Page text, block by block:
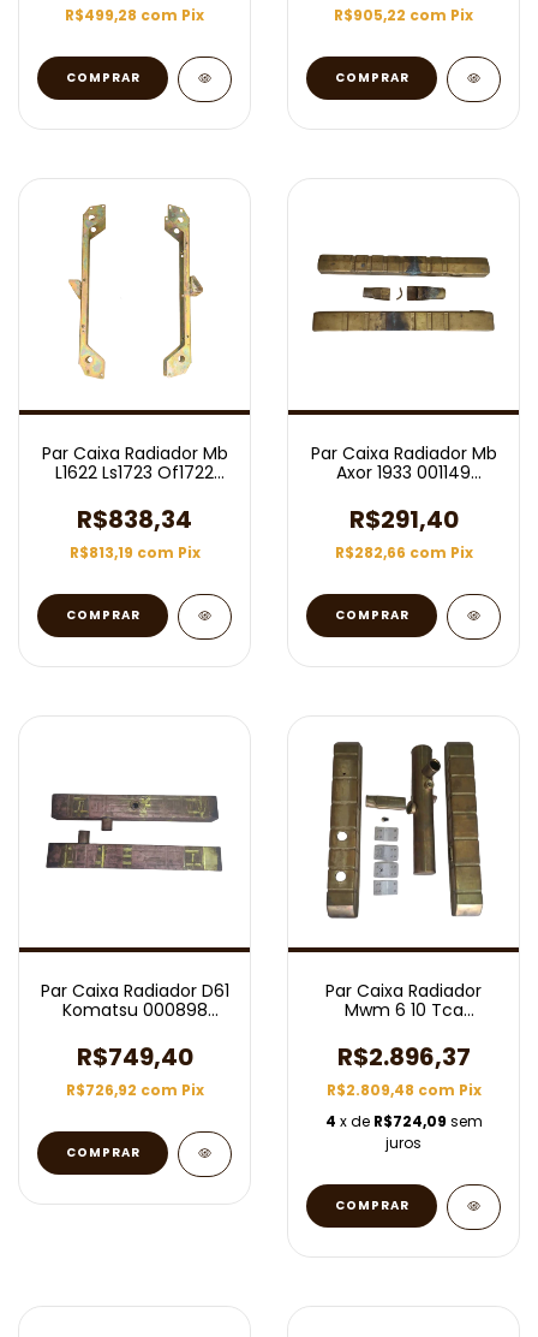
R$499,28 com Pix R$905,22 com Pix
Par Caixa Radiador Mb
L1622 Ls1723 Of1722
R$838,34
R$813,19 com Pix
Par Caixa Radiador Mb
Axor 1933 001149
R$291,40
R$282,66 com Pix
Par Caixa Radiador D61
Komatsu 000898
R$749,40
R$726,92 com Pix
Par Caixa Radiador
Mwm 6 10 Tca
R$2.896,37
R$2.809,48 com Pix
4 x de R$724,09 sem
juros